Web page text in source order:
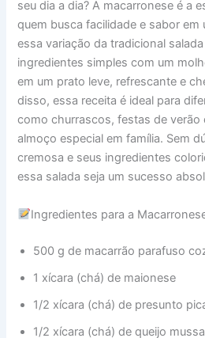
seu dia a dia? A macarronese é a
quem busca facilidade e sabor em
essa variação da tradicional
ingredientes simples com um
em um prato leve, refrescante e
disso, essa receita é ideal para
como churrascos, festas de verão
almoço especial em família. Sem
cremosa e seus ingredientes
essa salada seja um sucesso
Ingredientes para a
500 g de macarrão parafuso
1 xícara (chá) de maionese
1/2 xícara (chá) de presunto
1/2 xícara (chá) de queijo